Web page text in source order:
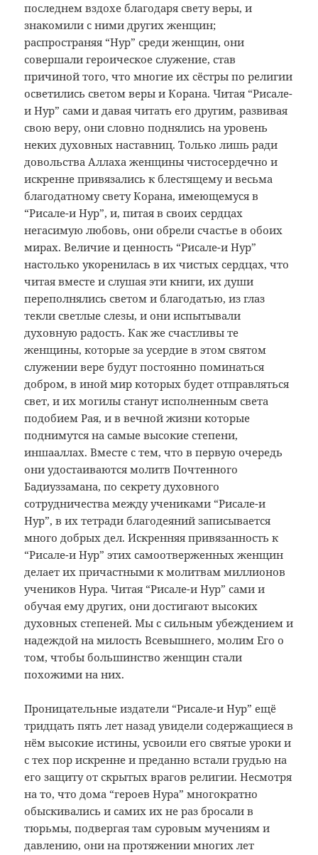
последнем вздохе благодаря свету веры, и
знакомили с ними других женщин;
распространяя “Нур” среди женщин, они
совершали героическое служение, став
причиной того, что многие их сёстры по религии
осветились светом веры и Корана. Читая “Рисале-
и Нур” сами и давая читать его другим, развивая
свою веру, они словно поднялись на уровень
неких духовных наставниц. Только лишь ради
довольства Аллаха женщины чистосердечно и
искренне привязались к блестящему и весьма
благодатному свету Корана, имеющемуся в
“Рисале-и Нур”, и, питая в своих сердцах
негасимую любовь, они обрели счастье в обоих
мирах. Величие и ценность “Рисале-и Нур”
настолько укоренилась в их чистых сердцах, что
читая вместе и слушая эти книги, их души
переполнялись светом и благодатью, из глаз
текли светлые слезы, и они испытывали
духовную радость. Как же счастливы те
женщины, которые за усердие в этом святом
служении вере будут постоянно поминаться
добром, в иной мир которых будет отправляться
свет, и их могилы станут исполненным света
подобием Рая, и в вечной жизни которые
поднимутся на самые высокие степени,
иншааллах. Вместе с тем, что в первую очередь
они удостаиваются молитв Почтенного
Бадиуззамана, по секрету духовного
сотрудничества между учениками “Рисале-и
Нур”, в их тетради благодеяний записывается
много добрых дел. Искренняя привязанность к
“Рисале-и Нур” этих самоотверженных женщин
делает их причастными к молитвам миллионов
учеников Нура. Читая “Рисале-и Нур” сами и
обучая ему других, они достигают высоких
духовных степеней. Мы с сильным убеждением и
надеждой на милость Всевышнего, молим Его о
том, чтобы большинство женщин стали
похожими на них.
Проницательные издатели “Рисале-и Нур” ещё
тридцать пять лет назад увидели содержащиеся в
нём высокие истины, усвоили его святые уроки и
с тех пор искренне и преданно встали грудью на
его защиту от скрытых врагов религии. Несмотря
на то, что дома “героев Нура” многократно
обыскивались и самих их не раз бросали в
тюрьмы, подвергая там суровым мучениям и
давлению, они на протяжении многих лет